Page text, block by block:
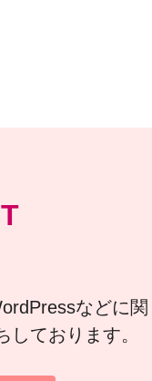
などに関
ております。